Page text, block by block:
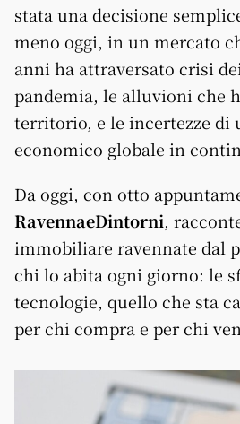
stata una decisione
meno oggi, in un mercato
anni ha attraversato crisi
pandemia, le alluvioni che
territorio, e le incertezze di
economico globale in
Da oggi, con otto
RavennaeDintorni,
immobiliare ravennate dal
chi lo abita ogni giorno: le
tecnologie, quello che sta
per chi compra e per chi